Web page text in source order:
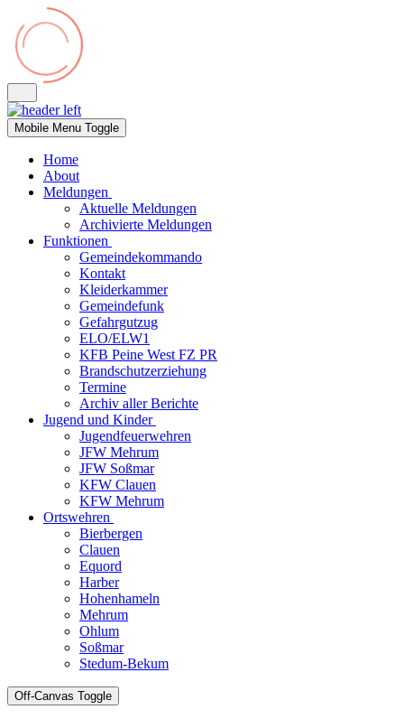
Mobile Menu Toggle
Home
About
Meldungen
Aktuelle Meldungen
Archivierte Meldungen
Funktionen
Gemeindekommando
Kontakt
Kleiderkammer
Gemeindefunk
Gefahrgutzug
ELO/ELW1
KFB Peine West FZ PR
Brandschutzerziehung
Termine
Archiv aller Berichte
Jugend und Kinder
Jugendfeuerwehren
JFW Mehrum
JFW Soßmar
KFW Clauen
KFW Mehrum
Ortswehren
Bierbergen
Clauen
Equord
Harber
Hohenhameln
Mehrum
Ohlum
Soßmar
Stedum-Bekum
Off-Canvas Toggle